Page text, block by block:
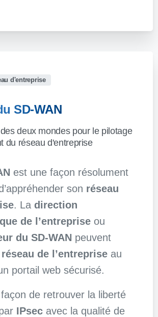
d'entreprise
SD-WAN
deux mondes pour le pilotage
du réseau d'entreprise
est une façon résolument
son réseau
. La direction
de l’entreprise ou
du SD-WAN peuvent
de l’entreprise au
portail web sécurisé.
façon de retrouver la liberté
IPsec avec la qualité de